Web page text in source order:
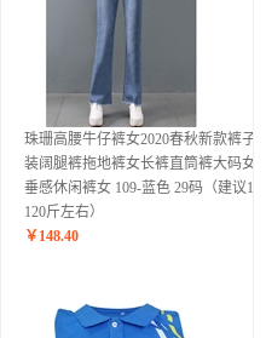
珠珊高腰牛仔裤女2020春秋新款裤子女
装阔腿裤拖地裤女长裤直筒裤大码女装
垂感休闲裤女 109-蓝色 29码（建议110-
120斤左右）
￥ 148.40